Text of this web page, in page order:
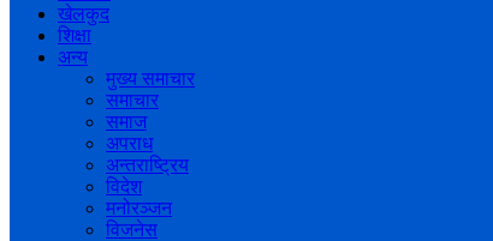
खेलकुद
शिक्षा
अन्य
मुख्य समाचार
समाचार
समाज
अपराध
अन्तराष्ट्रिय
विदेश
मनोरञ्जन
विजनेस